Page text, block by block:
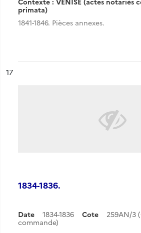
primata)
1841-1846. Pièces annexes.
n°
17
1834-1836.
Date 1834-1836 Cote
259AN/3
commande)